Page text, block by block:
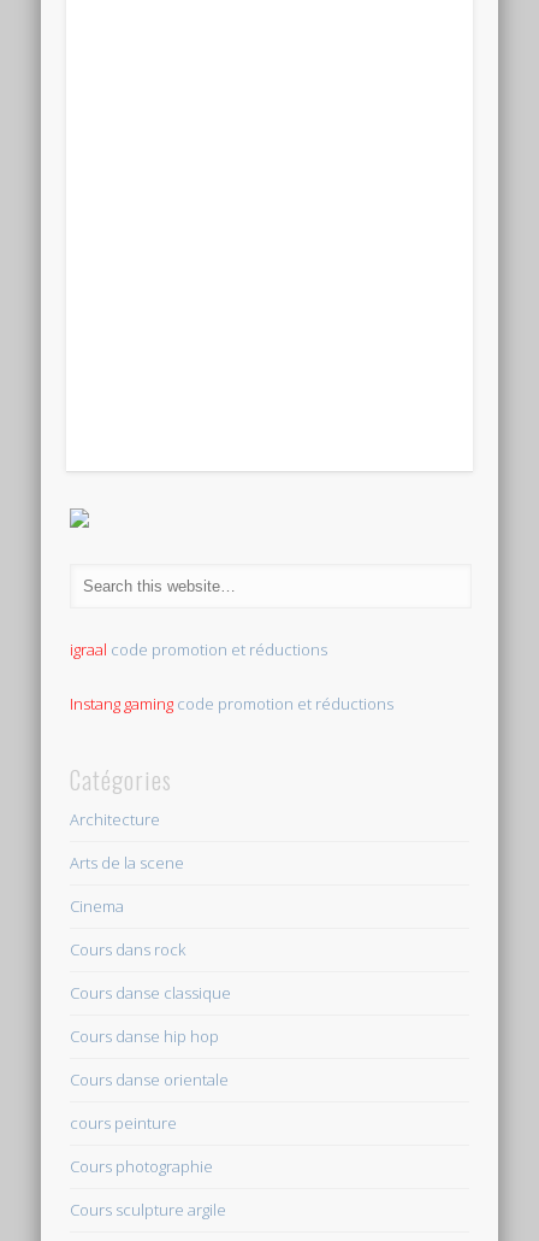
igraal code promotion et réductions
Instang gaming code promotion et réductions
Catégories
Architecture
Arts de la scene
Cinema
Cours dans rock
Cours danse classique
Cours danse hip hop
Cours danse orientale
cours peinture
Cours photographie
Cours sculpture argile